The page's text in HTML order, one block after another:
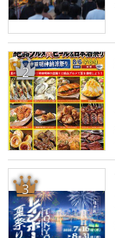
2
3